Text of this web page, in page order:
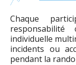
Chaque
individuelle
incidents ou
pendant la